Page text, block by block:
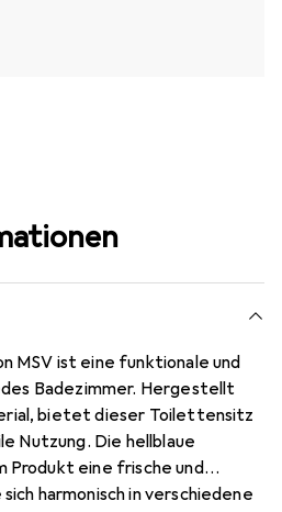
MSV ist eine funktionale und
Badezimmer. Hergestellt
bietet dieser Toilettensitz
Nutzung. Die hellblaue
Produkt eine frische und
harmonisch in verschiedene